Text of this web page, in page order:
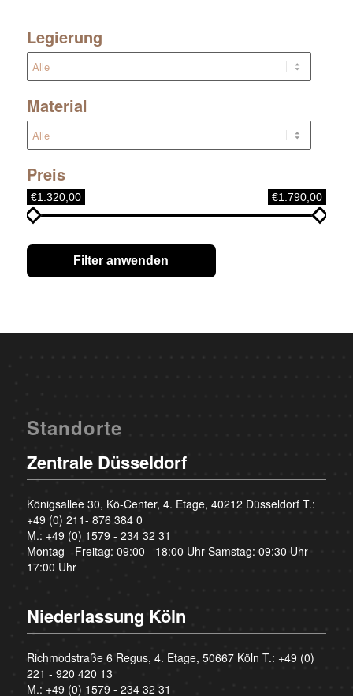
Legierung
Material
Preis
€1.320,00 €1.790,00
Filter anwenden
Standorte
Zentrale Düsseldorf
Königsallee 30, Kö-Center, 4. Etage, 40212 Düsseldorf T.:
+49 (0) 211- 876 384 0
M.: +49 (0) 1579 - 234 32 31
Montag - Freitag: 09:00 - 18:00 Uhr Samstag: 09:30 Uhr -
17:00 Uhr
Niederlassung Köln
Richmodstraße 6 Regus, 4. Etage, 50667 Köln T.: +49 (0)
221 - 920 420 13
M.: +49 (0) 1579 - 234 32 31